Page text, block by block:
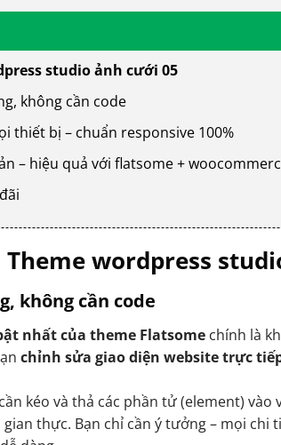
studio ảnh cưới 05
không cần code
thiết bị – chuẩn responsive 100%
– hiệu quả với flatsome +
wordpress
không cần code
nhất của theme Flatsome chính là
chỉnh sửa giao diện website trực
kéo và thả các phần tử (element) vào
thực. Bạn chỉ cần ý tưởng – mọi chi